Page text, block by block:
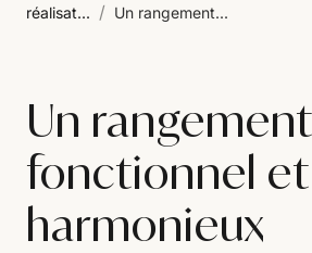
réalisat... / Un rangement...
Un rangement
fonctionnel et
harmonieux